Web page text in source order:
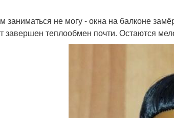
заниматься не могу - окна на балконе
завершен теплообмен почти. Остаются